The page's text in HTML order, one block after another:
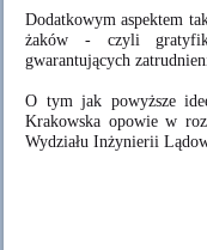
Dodatkowym aspektem
żaków - czyli
gwarantujących
O tym jak powyższe
Krakowska opowie w
Wydziału Inżynierii